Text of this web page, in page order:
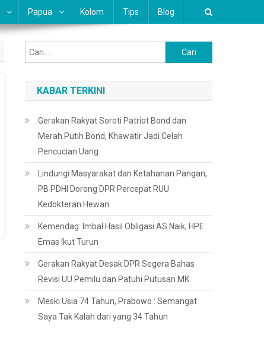
Papua Kolom Tips Blog
untuk:
KABAR TERKINI
Gerakan Rakyat Soroti Patriot Bond dan
Merah Putih Bond, Khawatir Jadi Celah
Pencucian Uang
Lindungi Masyarakat dan Ketahanan Pangan,
PB PDHI Dorong DPR Percepat RUU
Kedokteran Hewan
Kemendag: Imbal Hasil Obligasi AS Naik, HPE
Emas Ikut Turun
Gerakan Rakyat Desak DPR Segera Bahas
Revisi UU Pemilu dan Patuhi Putusan MK
Meski Usia 74 Tahun, Prabowo : Semangat
Saya Tak Kalah dari yang 34 Tahun